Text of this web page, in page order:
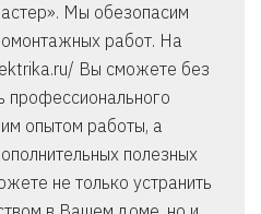
Мы обезопасим
работ. На
Вы сможете без
профессионального
опытом работы, а
полезных
не только устранить